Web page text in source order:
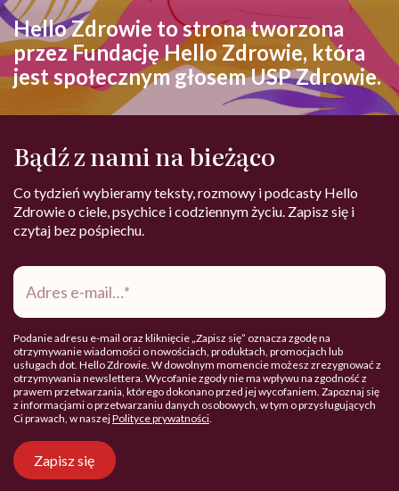
Hello Zdrowie to strona tworzona
przez Fundację Hello Zdrowie, która
jest społecznym głosem USP Zdrowie.
Bądź z nami na bieżąco
Co tydzień wybieramy teksty, rozmowy i podcasty Hello
Zdrowie o ciele, psychice i codziennym życiu. Zapisz się i
czytaj bez pośpiechu.
Adres
mail*
Podanie adresu e-mail oraz kliknięcie „Zapisz się” oznacza zgodę na
otrzymywanie wiadomości o nowościach, produktach, promocjach lub
usługach dot. Hello Zdrowie. W dowolnym momencie możesz zrezygnować z
otrzymywania newslettera. Wycofanie zgody nie ma wpływu na zgodność z
prawem przetwarzania, którego dokonano przed jej wycofaniem. Zapoznaj się
z informacjami o przetwarzaniu danych osobowych, w tym o przysługujących
Ci prawach, w naszejPolityce prywatności.
Zapisz się